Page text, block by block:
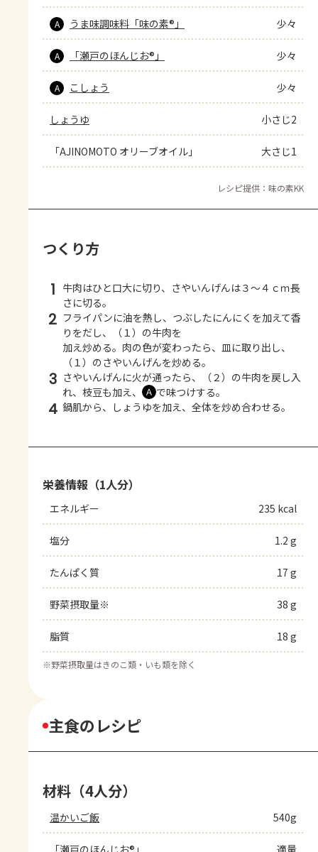
A うま味調味料「味の素®」 少々
A 「瀬戸のほんじお®」 少々
A こしょう 少々
しょうゆ 小さじ2
「AJINOMOTO オリーブオイル」 大さじ1
レシピ提供：味の素KK
つくり方
1 牛肉はひと口大に切り、さやいんげんは３～４ｃｍ長
さに切る。
2 フライパンに油を熱し、つぶしたにんにくを加えて香
りをだし、（１）の牛肉を
加え炒める。肉の色が変わったら、皿に取り出し、
（１）のさやいんげんを炒める。
3 さやいんげんに火が通ったら、（２）の牛肉を戻し入
れ、枝豆も加え、
Ａ で味つけする。
4 鍋肌から、しょうゆを加え、全体を炒め合わせる。
栄養情報（1人分）
エネルギー 235 kcal
塩分 1.2 g
たんぱく質 17 g
野菜摂取量※ 38 g
脂質 18 g
※野菜摂取量はきのこ類・いも類を除く
主食のレシピ
材料（4人分）
温かいご飯 540g